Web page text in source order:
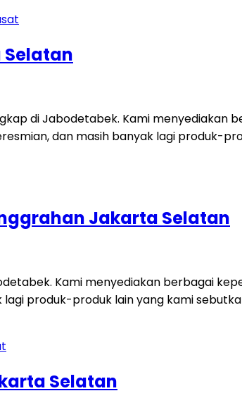
Selatan
di Jabodetabek. Kami menyediakan
dan masih banyak lagi produk-
Jakarta Selatan
Kami menyediakan berbagai
produk-produk lain yang kami
Selatan